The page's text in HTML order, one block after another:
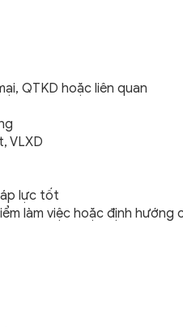
QTKD hoặc liên quan
VLXD
áp lực tốt
làm việc hoặc định hướng